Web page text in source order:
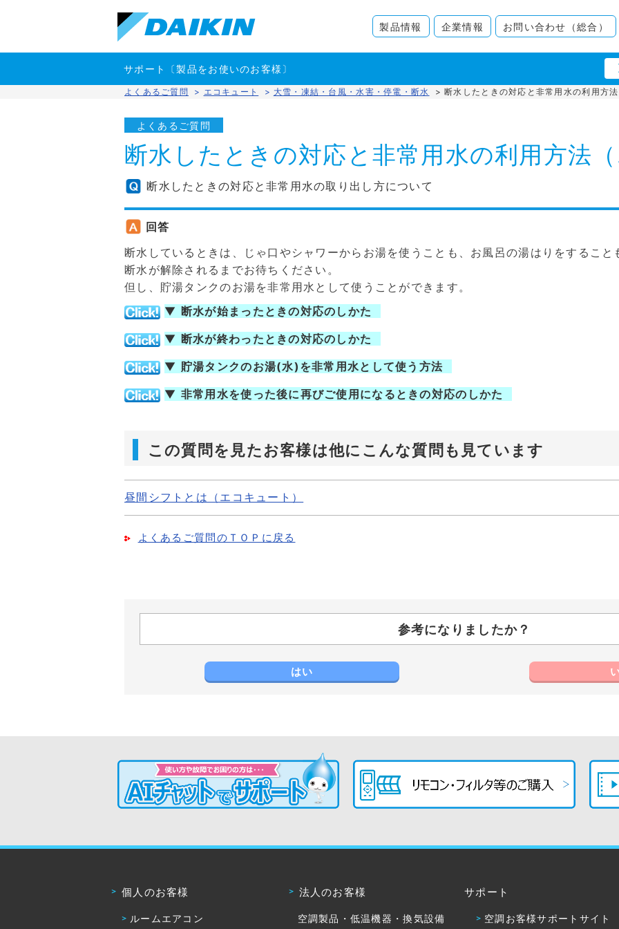
製品情報 企業情報 お問い合わせ（総合）
サポート〔製品をお使いのお客様〕
よくあるご質問 > エコキュート > 大雪・凍結・台風・水害・停電・断水 > 断水したときの対応と非常用水の利用方
よくあるご質問
断水したときの対応と非常用水の利用方法
断水したときの対応と非常用水の取り出し方について
回答
断水しているときは、じゃ口やシャワーからお湯を使うことも、お風呂の湯はりをすること
断水が解除されるまでお待ちください。
但し、貯湯タンクのお湯を非常用水として使うことができます。
▼ 断水が始まったときの対応のしかた
▼ 断水が終わったときの対応のしかた
▼ 貯湯タンクのお湯(水)を非常用水として使う方法
▼ 非常用水を使った後に再びご使用になるときの対応のしかた
この質問を見たお客様は他にこんな質問も見ています
昼間シフトとは（エコキュート）
よくあるご質問のＴＯＰに戻る
参考になりましたか？
はい
個人のお客様
ルームエアコン
法人のお客様
空調製品・低温機器・換気設備
サポート
空調お客様サポートサイト